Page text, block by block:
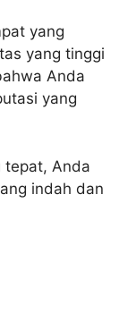
yang
yang tinggi
Anda
yang
tepat, Anda
indah dan